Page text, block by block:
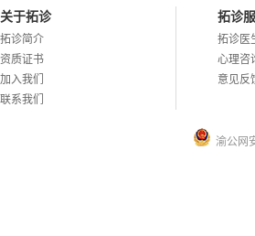
关于拓诊
拓诊简介
资质证书
加入我们
联系我们
拓诊
拓诊医
心理咨
意见反
渝公网